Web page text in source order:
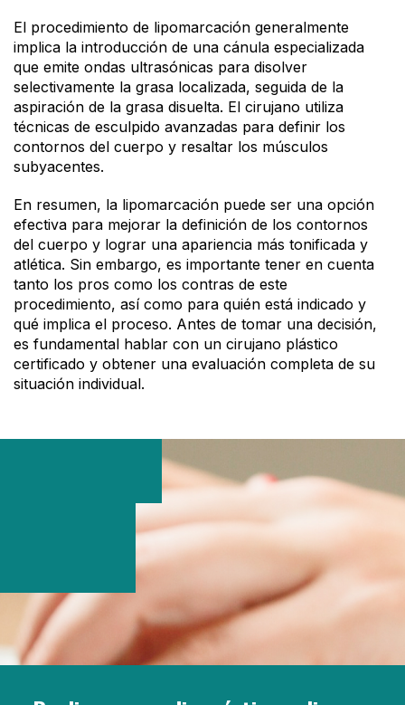
El procedimiento de lipomarcación generalmente
implica la introducción de una cánula especializada
que emite ondas ultrasónicas para disolver
selectivamente la grasa localizada, seguida de la
aspiración de la grasa disuelta. El cirujano utiliza
técnicas de esculpido avanzadas para definir los
contornos del cuerpo y resaltar los músculos
subyacentes.
En resumen, la lipomarcación puede ser una opción
efectiva para mejorar la definición de los contornos
del cuerpo y lograr una apariencia más tonificada y
atlética. Sin embargo, es importante tener en cuenta
tanto los pros como los contras de este
procedimiento, así como para quién está indicado y
qué implica el proceso. Antes de tomar una decisión,
es fundamental hablar con un cirujano plástico
certificado y obtener una evaluación completa de su
situación individual.